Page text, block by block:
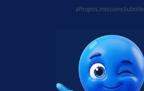
aPropos.missionsSubtitle